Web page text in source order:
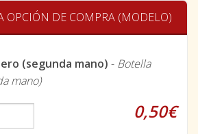
OPCIÓN DE COMPRA (MODELO)
(segunda mano) - Botella
mano)
0,50€